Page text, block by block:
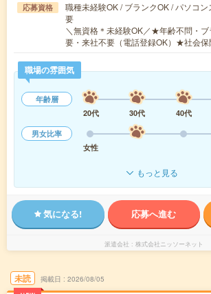
応募資格
職種未経験OK / ブランクOK / パソコ
要
＼無資格＊未経験OK／★年齢不問・
要・来社不要（電話登録OK）★社会
職場の雰囲気
年齢層
20代
30代 40代
男女比率
女性
もっと見る
気になる! 応募へ進む
派遣会社 株式会社ニッソーネット
未読 掲載日 2026/08/05